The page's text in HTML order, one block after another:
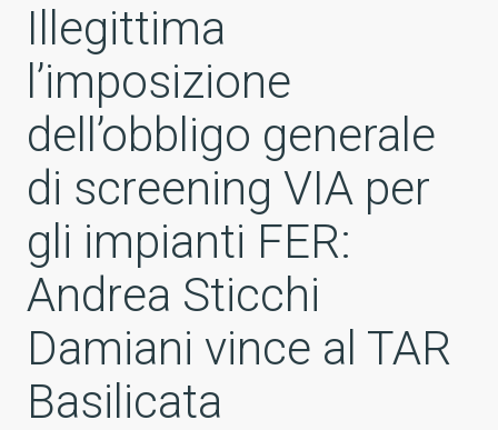
Illegittima
l’imposizione
dell’obbligo generale
di screening VIA per
gli impianti FER:
Andrea Sticchi
Damiani vince al TAR
Basilicata